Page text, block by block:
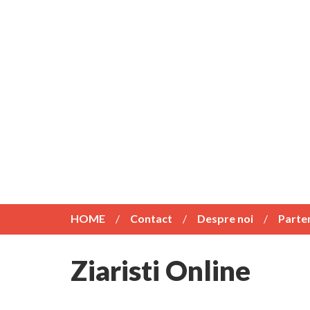
HOME Contact Despre noi
Ziaristi Online